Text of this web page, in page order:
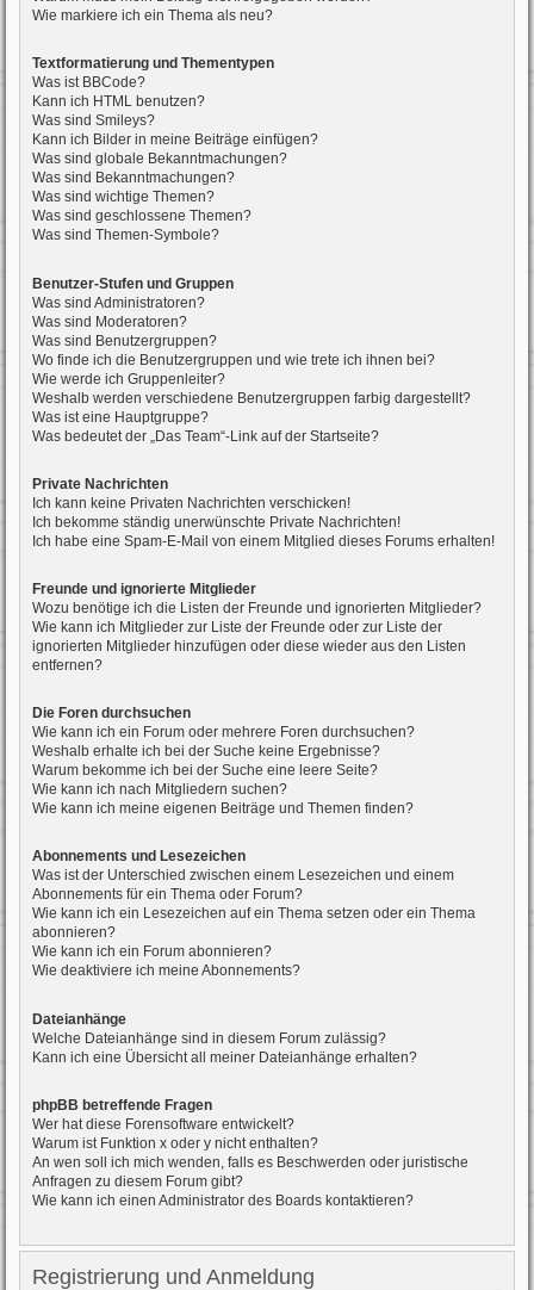
Wie markiere ich ein Thema als neu?
Textformatierung und Thementypen
Was ist BBCode?
Kann ich HTML benutzen?
Was sind Smileys?
Kann ich Bilder in meine Beiträge einfügen?
Was sind globale Bekanntmachungen?
Was sind Bekanntmachungen?
Was sind wichtige Themen?
Was sind geschlossene Themen?
Was sind Themen-Symbole?
Benutzer-Stufen und Gruppen
Was sind Administratoren?
Was sind Moderatoren?
Was sind Benutzergruppen?
Wo finde ich die Benutzergruppen und wie trete ich ihnen bei?
Wie werde ich Gruppenleiter?
Weshalb werden verschiedene Benutzergruppen farbig dargestellt?
Was ist eine Hauptgruppe?
Was bedeutet der „Das Team“-Link auf der Startseite?
Private Nachrichten
Ich kann keine Privaten Nachrichten verschicken!
Ich bekomme ständig unerwünschte Private Nachrichten!
Ich habe eine Spam-E-Mail von einem Mitglied dieses Forums erhalten!
Freunde und ignorierte Mitglieder
Wozu benötige ich die Listen der Freunde und ignorierten Mitglieder?
Wie kann ich Mitglieder zur Liste der Freunde oder zur Liste der
ignorierten Mitglieder hinzufügen oder diese wieder aus den Listen
entfernen?
Die Foren durchsuchen
Wie kann ich ein Forum oder mehrere Foren durchsuchen?
Weshalb erhalte ich bei der Suche keine Ergebnisse?
Warum bekomme ich bei der Suche eine leere Seite?
Wie kann ich nach Mitgliedern suchen?
Wie kann ich meine eigenen Beiträge und Themen finden?
Abonnements und Lesezeichen
Was ist der Unterschied zwischen einem Lesezeichen und einem
Abonnements für ein Thema oder Forum?
Wie kann ich ein Lesezeichen auf ein Thema setzen oder ein Thema
abonnieren?
Wie kann ich ein Forum abonnieren?
Wie deaktiviere ich meine Abonnements?
Dateianhänge
Welche Dateianhänge sind in diesem Forum zulässig?
Kann ich eine Übersicht all meiner Dateianhänge erhalten?
phpBB betreffende Fragen
Wer hat diese Forensoftware entwickelt?
Warum ist Funktion x oder y nicht enthalten?
An wen soll ich mich wenden, falls es Beschwerden oder juristische
Anfragen zu diesem Forum gibt?
Wie kann ich einen Administrator des Boards kontaktieren?
Registrierung und Anmeldung